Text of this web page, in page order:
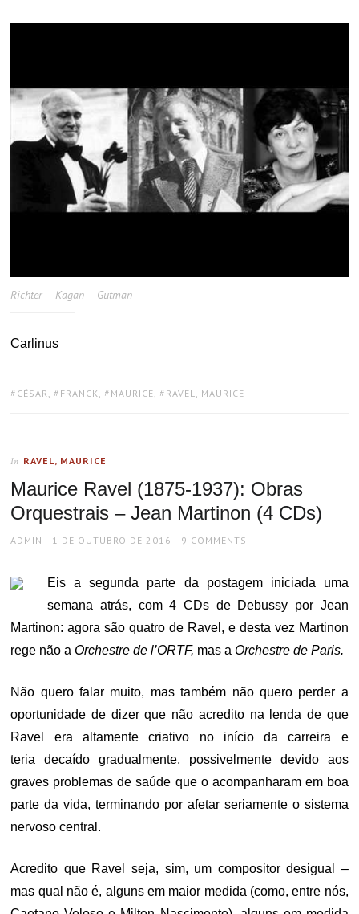
Richter – Kagan – Gutman
Carlinus
TAGS:
CÉSAR , FRANCK , MAURICE , RAVEL, MAURICE
In RAVEL, MAURICE
Maurice Ravel (1875-1937): Obras
Orquestrais – Jean Martinon (4 CDs)
AUTHOR
ADMIN
POSTED
1 DE OUTUBRO DE 2016 9 COMMENTS
Eis a segunda parte da postagem iniciada uma
semana atrás, com 4 CDs de Debussy por Jean
Martinon: agora são quatro de Ravel, e desta vez Martinon
rege não aOrchestre de l’ORTF, mas aOrchestre de Paris.
Não quero falar muito, mas também não quero perder a
oportunidade de dizer que não acredito na lenda de que
Ravel era altamente criativo no início da carreira e
teria decaído gradualmente, possivelmente devido aos
graves problemas de saúde que o acompanharam em boa
parte da vida, terminando por afetar seriamente o sistema
nervoso central.
Acredito que Ravel seja, sim, um compositor desigual –
mas qual não é, alguns em maior medida (como, entre nós,